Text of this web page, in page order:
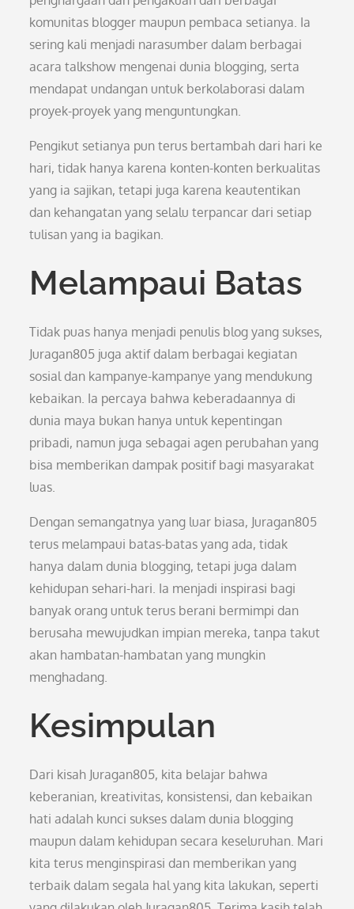
komunitas blogger maupun pembaca setianya. Ia
sering kali menjadi narasumber dalam berbagai
acara talkshow mengenai dunia blogging, serta
mendapat undangan untuk berkolaborasi dalam
proyek-proyek yang menguntungkan.
Pengikut setianya pun terus bertambah dari hari ke
hari, tidak hanya karena konten-konten berkualitas
yang ia sajikan, tetapi juga karena keautentikan
dan kehangatan yang selalu terpancar dari setiap
tulisan yang ia bagikan.
Melampaui Batas
Tidak puas hanya menjadi penulis blog yang sukses,
Juragan805 juga aktif dalam berbagai kegiatan
sosial dan kampanye-kampanye yang mendukung
kebaikan. Ia percaya bahwa keberadaannya di
dunia maya bukan hanya untuk kepentingan
pribadi, namun juga sebagai agen perubahan yang
bisa memberikan dampak positif bagi masyarakat
luas.
Dengan semangatnya yang luar biasa, Juragan805
terus melampaui batas-batas yang ada, tidak
hanya dalam dunia blogging, tetapi juga dalam
kehidupan sehari-hari. Ia menjadi inspirasi bagi
banyak orang untuk terus berani bermimpi dan
berusaha mewujudkan impian mereka, tanpa takut
akan hambatan-hambatan yang mungkin
menghadang.
Kesimpulan
Dari kisah Juragan805, kita belajar bahwa
keberanian, kreativitas, konsistensi, dan kebaikan
hati adalah kunci sukses dalam dunia blogging
maupun dalam kehidupan secara keseluruhan. Mari
kita terus menginspirasi dan memberikan yang
terbaik dalam segala hal yang kita lakukan, seperti